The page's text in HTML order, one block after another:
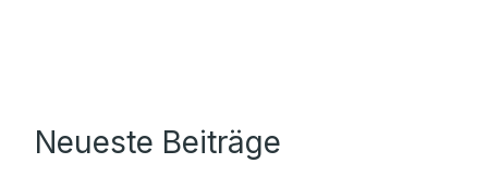
Neueste Beiträge